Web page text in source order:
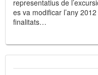
representatius de
es va modificar l’any
finalitats…